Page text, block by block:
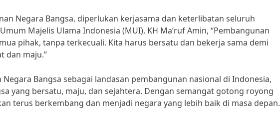
Negara Bangsa, diperlukan kerjasama dan keterlibatan seluruh
Majelis Ulama Indonesia (MUI), KH Ma’ruf Amin, “Pembangunan
pihak, tanpa terkecuali. Kita harus bersatu dan bekerja sama demi
dan maju.”
Bangsa sebagai landasan pembangunan nasional di Indonesia,
yang bersatu, maju, dan sejahtera. Dengan semangat gotong royong
terus berkembang dan menjadi negara yang lebih baik di masa depan.